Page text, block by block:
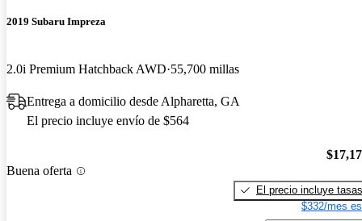
2019 Subaru Impreza
2.0i Premium Hatchback AWD 55,700 millas
Entrega a domicilio desde Alpharetta, GA
El precio incluye envío de $564
Buena oferta
El precio incluye tasas
$332/mes